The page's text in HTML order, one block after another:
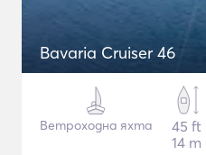
Bavaria Cruiser 46
Ветроходна яхта
45 ft
14 m